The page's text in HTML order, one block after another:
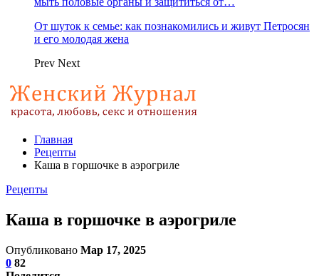
От шуток к семье: как познакомились и живут Петросян
и его молодая жена
Prev Next
Главная
Рецепты
Каша в горшочке в аэрогриле
Рецепты
Каша в горшочке в аэрогриле
Опубликовано Мар 17, 2025
0 82